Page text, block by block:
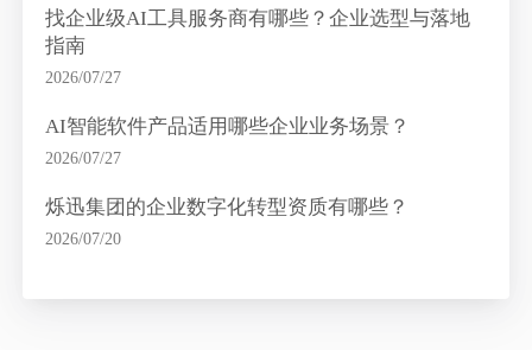
找企业级AI工具服务商有哪些？企业选型与落地
指南
2026/07/27
AI智能软件产品适用哪些企业业务场景？
2026/07/27
烁迅集团的企业数字化转型资质有哪些？
2026/07/20